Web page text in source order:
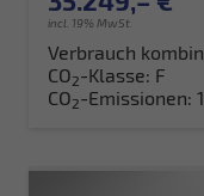
incl. 19% MwSt.
Verbrauch
CO2-Klasse: F
CO2-Emissionen: